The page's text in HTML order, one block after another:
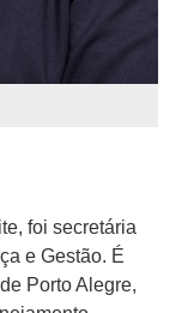
foi secretária
e Gestão. É
Porto Alegre,